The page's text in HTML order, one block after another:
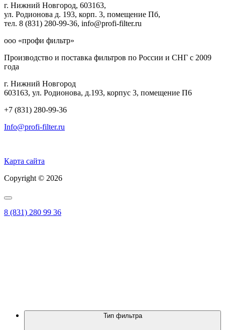
г. Нижний Новгород, 603163,
ул. Родионова д. 193, корп. 3, помещение Пб,
тел. 8 (831) 280-99-36, info@profi-filter.ru
ооо «профи фильтр»
Производство и поставка фильтров по России и СНГ с 2009
года
г. Нижний Новгород
603163, ул. Родионова, д.193, корпус 3, помещение П6
+7 (831) 280-99-36
Info@profi-filter.ru
Карта сайта
Copyright © 2026
8 (831) 280 99 36
Тип фильтра